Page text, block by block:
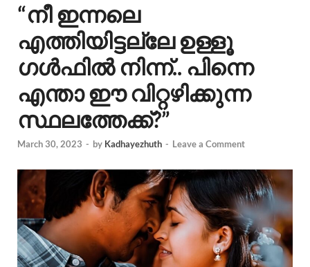
“നീ ഇന്നലെ
എത്തിയിട്ടല്ലേ ഉള്ളൂ
ഗൾഫിൽ നിന്ന്.. പിന്നെ
എന്താ ഈ വിറ്റഴിക്കുന്ന
സ്ഥലത്തേക്ക്?”
March 30, 2023 - by Kadhayezhuth - Leave a Comment